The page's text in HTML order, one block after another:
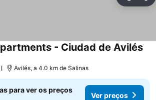
- Ciudad de Avilés
Avilés, a 4.0 km de Salinas
para ver os preços
Ver preços